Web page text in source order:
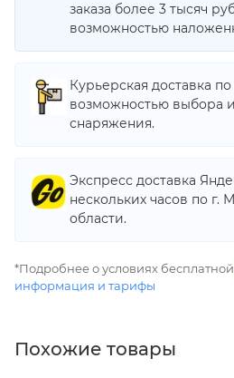
заказа более 3 тысяч
возможностью
Курьерская доставка
возможностью выбора
снаряжения.
Экспресс доставка
нескольких часов по г.
области.
*Подробнее о условиях бесплатной
информация и тарифы
Похожие товары